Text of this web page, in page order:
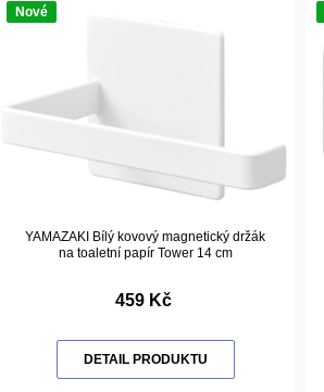
Nové
YAMAZAKI Bílý kovový magnetický držák
na toaletní papír Tower 14 cm
459 Kč
DETAIL PRODUKTU